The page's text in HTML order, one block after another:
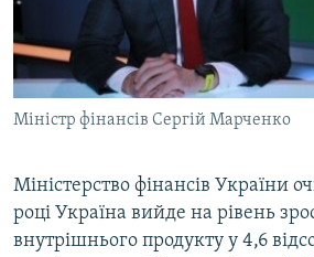
ВІДЕОУРОКИ «ELIFBE»
СВІДЧЕННЯ ОКУПАЦІЇ
УКРАЇНСЬКА ПРОБЛЕМА КРИМУ
ІНФОГРАФІКА
Русский
Qırımtatar
ДОЛУЧАЙСЯ!
Усі сайти RFE/RL
Міністр фінансів Сергій Марченко
Міністерство фінансів України
році Україна вийде на рівень
внутрішнього продукту у 4,6